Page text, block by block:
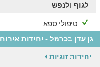
לגוף ולנפש
טיפולי ספא
גן עדן בכרמל - יחידות אירוח
יחידות זוגיות